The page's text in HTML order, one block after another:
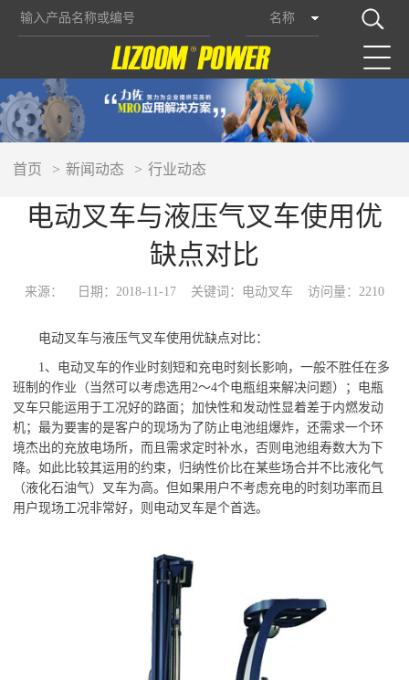
名称
首页 新闻动态 行业动态
电动叉车与液压气叉车使用优
缺点对比
来源： 日期：2018-11-17 关键词：电动叉车 访问量：2210
电动叉车与液压气叉车使用优缺点对比：
1、电动叉车的作业时刻短和充电时刻长影响，一般不胜任在多
班制的作业（当然可以考虑选用2～4个电瓶组来解决问题）；电瓶
叉车只能运用于工况好的路面；加快性和发动性显着差于内燃发动
机；最为要害的是客户的现场为了防止电池组爆炸，还需求一个环
境杰出的充放电场所，而且需求定时补水，否则电池组寿数大为下
降。如此比较其运用的约束，归纳性价比在某些场合并不比液化气
（液化石油气）叉车为高。但如果用户不考虑充电的时刻功率而且
用户现场工况非常好，则电动叉车是个首选。